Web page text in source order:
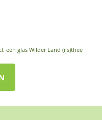
een glas Wilder Land (ijs)thee